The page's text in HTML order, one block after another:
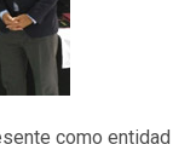
como entidad